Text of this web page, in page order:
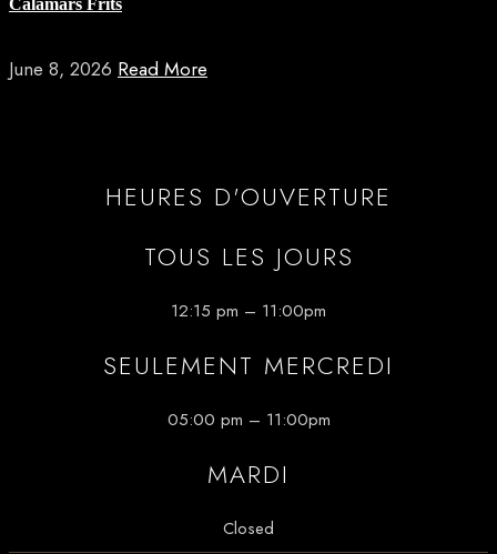
Calamars Frits
June 8, 2026 Read More
HEURES D'OUVERTURE
TOUS LES JOURS
12:15 pm – 11:00pm
SEULEMENT MERCREDI
05:00 pm – 11:00pm
MARDI
Closed